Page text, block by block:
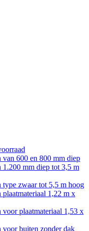
van 600 en 800 mm diep
1.200 mm diep tot 3,5 m
type zwaar tot 5,5 m hoog
plaatmateriaal 1,22 m x
voor plaatmateriaal 1,53 x
voor buiten zonder dak